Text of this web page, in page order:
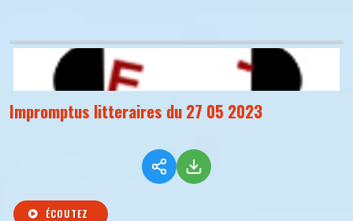
Impromptus litteraires du 27 05 2023
ÉCOUTEZ